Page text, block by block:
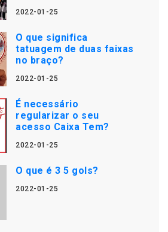
2022-01-25
O que significa
tatuagem de duas faixas
no braço?
2022-01-25
É necessário
regularizar o seu
acesso Caixa Tem?
2022-01-25
O que é 3 5 gols?
2022-01-25